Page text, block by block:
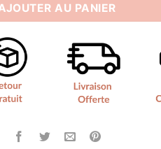
AU PANIER